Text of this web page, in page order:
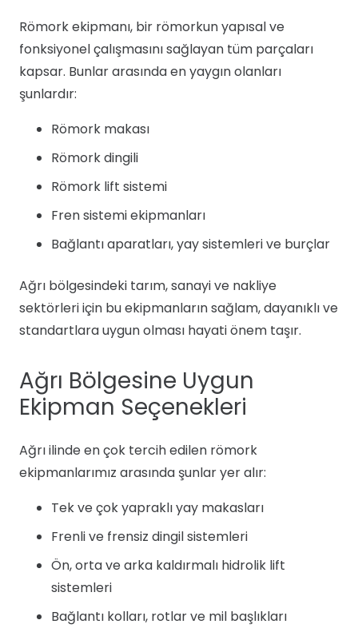
Römork ekipmanı, bir römorkun yapısal ve
fonksiyonel çalışmasını sağlayan tüm parçaları
kapsar. Bunlar arasında en yaygın olanları
şunlardır:
Römork makası
Römork dingili
Römork lift sistemi
Fren sistemi ekipmanları
Bağlantı aparatları, yay sistemleri ve burçlar
Ağrı bölgesindeki tarım, sanayi ve nakliye
sektörleri için bu ekipmanların sağlam, dayanıklı ve
standartlara uygun olması hayati önem taşır.
Ağrı Bölgesine Uygun
Ekipman Seçenekleri
Ağrı ilinde en çok tercih edilen römork
ekipmanlarımız arasında şunlar yer alır:
Tek ve çok yapraklı yay makasları
Frenli ve frensiz dingil sistemleri
Ön, orta ve arka kaldırmalı hidrolik lift
sistemleri
Bağlantı kolları, rotlar ve mil başlıkları